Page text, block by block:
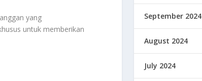
yang
untuk memberikan
September 2024
August 2024
July 2024